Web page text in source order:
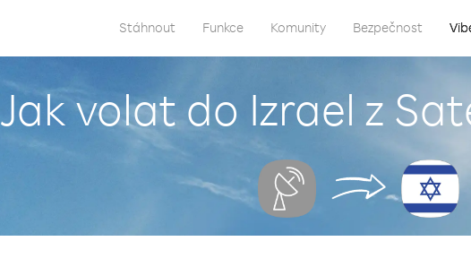
Stáhnout Funkce Komunity Bezpečnost
Jak volat do Izrael z